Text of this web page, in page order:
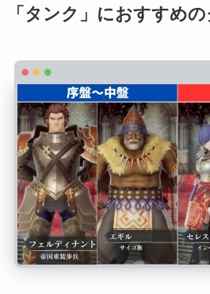
「タンク」におすすめ